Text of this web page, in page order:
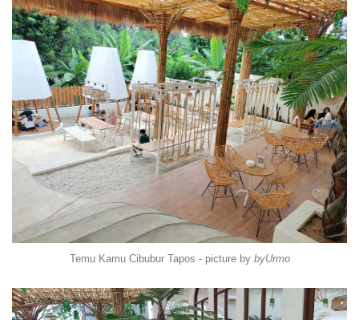
Temu Kamu Cibubur Tapos - picture by byUrmo